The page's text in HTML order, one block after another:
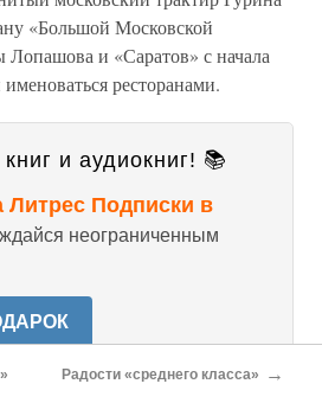
«Большой Московской
и «Саратов» с начала
ресторанами.
и аудиокниг! 📚
Литрес Подписки в
неограниченным
Радости «среднего класса» →